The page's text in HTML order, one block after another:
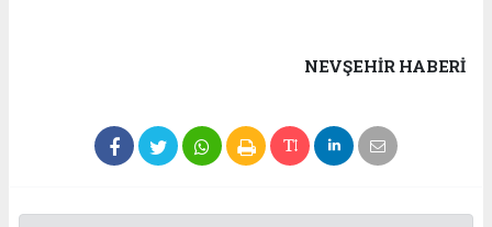
NEVŞEHIR HABERİ